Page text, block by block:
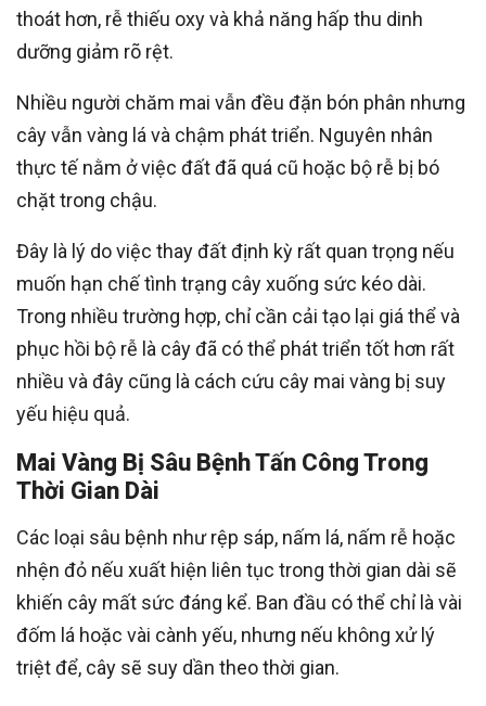
thoát hơn, rễ thiếu oxy và khả năng hấp thu dinh
dưỡng giảm rõ rệt.
Nhiều người chăm mai vẫn đều đặn bón phân nhưng
cây vẫn vàng lá và chậm phát triển. Nguyên nhân
thực tế nằm ở việc đất đã quá cũ hoặc bộ rễ bị bó
chặt trong chậu.
Đây là lý do việc thay đất định kỳ rất quan trọng nếu
muốn hạn chế tình trạng cây xuống sức kéo dài.
Trong nhiều trường hợp, chỉ cần cải tạo lại giá thể và
phục hồi bộ rễ là cây đã có thể phát triển tốt hơn rất
nhiều và đây cũng là cách cứu cây mai vàng bị suy
yếu hiệu quả.
Mai Vàng Bị Sâu Bệnh Tấn Công Trong
Thời Gian Dài
Các loại sâu bệnh như rệp sáp, nấm lá, nấm rễ hoặc
nhện đỏ nếu xuất hiện liên tục trong thời gian dài sẽ
khiến cây mất sức đáng kể. Ban đầu có thể chỉ là vài
đốm lá hoặc vài cành yếu, nhưng nếu không xử lý
triệt để, cây sẽ suy dần theo thời gian.